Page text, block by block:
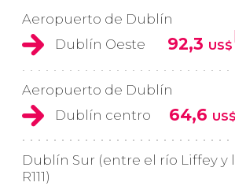
Aeropuerto de Dublín
Dublín Oeste
92,3 US$
Aeropuerto de Dublín
Dublín centro
64,6 US$
Dublín Sur (entre el río Liffey y
R111)